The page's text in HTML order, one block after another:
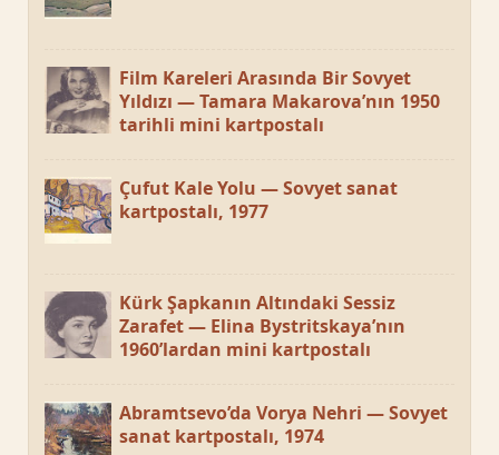
Film Kareleri Arasında Bir Sovyet
Yıldızı — Tamara Makarova’nın 1950
tarihli mini kartpostalı
Çufut Kale Yolu — Sovyet sanat
kartpostalı, 1977
Kürk Şapkanın Altındaki Sessiz
Zarafet — Elina Bystritskaya’nın
1960’lardan mini kartpostalı
Abramtsevo’da Vorya Nehri — Sovyet
sanat kartpostalı, 1974